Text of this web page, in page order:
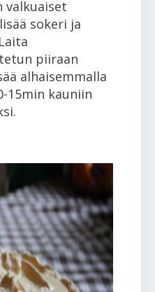
valkuaiset
sokeri ja
piiraan
alhaisemmalla
15min kauniin